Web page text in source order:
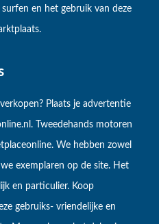
en het gebruik van deze
Plaats je advertentie
Tweedehands motoren
We hebben zowel
exemplaren op de site. Het
en particulier. Koop
gebruiks- vriendelijke en